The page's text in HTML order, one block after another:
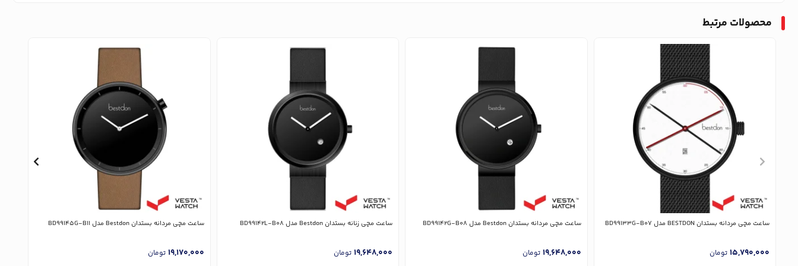
محصولات مرتبط
ساعت مچی مردانه بستدان BESTDON مدل BD99133G-B07
15,790,000 تومان
ساعت مچی مردانه بستدان Bestdon مدل BD99142G-B08
19,648,000 تومان
ساعت مچی زنانه بستدان Bestdon مدل BD99142L-B08
19,648,000 تومان
ساعت مچی مردانه بستدان Bestdon مدل BD99145G-B11
19,170,000 تومان